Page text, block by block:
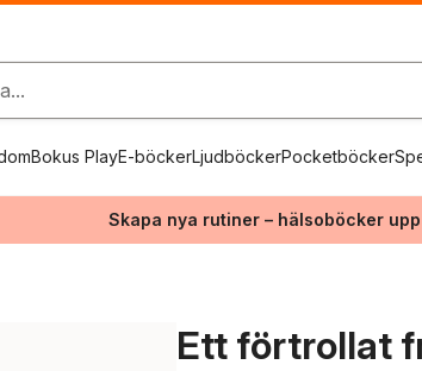
Bokus PlayE-böckerLjudböckerPocketböcker
Skapa nya rutiner – hälsoböcker
Ett förtrollat